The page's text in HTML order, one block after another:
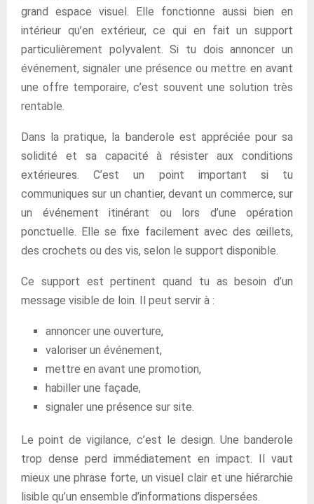
grand espace visuel. Elle fonctionne aussi bien en
intérieur qu’en extérieur, ce qui en fait un support
particulièrement polyvalent. Si tu dois annoncer un
événement, signaler une présence ou mettre en avant
une offre temporaire, c’est souvent une solution très
rentable.
Dans la pratique, la banderole est appréciée pour sa
solidité et sa capacité à résister aux conditions
extérieures. C’est un point important si tu
communiques sur un chantier, devant un commerce, sur
un événement itinérant ou lors d’une opération
ponctuelle. Elle se fixe facilement avec des œillets,
des crochets ou des vis, selon le support disponible.
Ce support est pertinent quand tu as besoin d’un
message visible de loin. Il peut servir à :
annoncer une ouverture,
valoriser un événement,
mettre en avant une promotion,
habiller une façade,
signaler une présence sur site.
Le point de vigilance, c’est le design. Une banderole
trop dense perd immédiatement en impact. Il vaut
mieux une phrase forte, un visuel clair et une hiérarchie
lisible qu’un ensemble d’informations dispersées.